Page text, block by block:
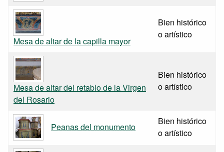
Mesa de altar de la capilla mayor
Bien histórico
o artístico
Mesa de altar del retablo de la Virgen
del Rosario
Bien histórico
o artístico
Peanas del monumento
Bien histórico
o artístico